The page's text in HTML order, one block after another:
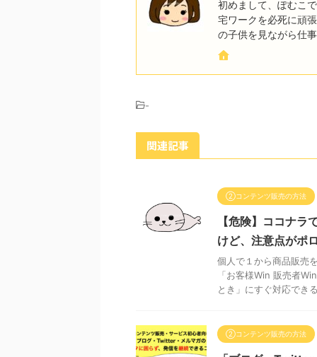
初めまして、ぽむこ
宅ワークを必死に頑
の子供を見ながら仕
-
関連記事
②コンテンツ販売の方法
【危険】ココナ
けど、注意点がポ
個人で１から商品販売
「お客様Win 販売者
とき」にすぐ対応でき
②コンテンツ販売の方法